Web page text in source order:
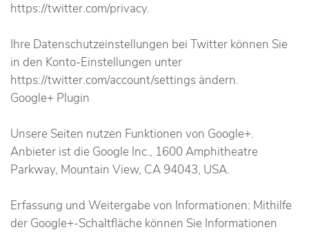
https://twitter.com/privacy.
Ihre Datenschutzeinstellungen bei Twitter können Sie
in den Konto-Einstellungen unter
https://twitter.com/account/settings ändern.
Google+ Plugin
Unsere Seiten nutzen Funktionen von Google+.
Anbieter ist die Google Inc., 1600 Amphitheatre
Parkway, Mountain View, CA 94043, USA.
Erfassung und Weitergabe von Informationen: Mithilfe
der Google+-Schaltfläche können Sie Informationen